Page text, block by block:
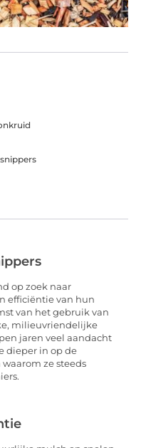
op zoek naar
efficiëntie van hun
van het gebruik van
milieuvriendelijke
jaren veel aandacht
dieper in op de
ze steeds